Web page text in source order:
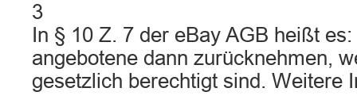
3
In § 10 Z. 7 der eBay AGB heißt
angebotene dann zurücknehmen,
gesetzlich berechtigt sind. Weitere